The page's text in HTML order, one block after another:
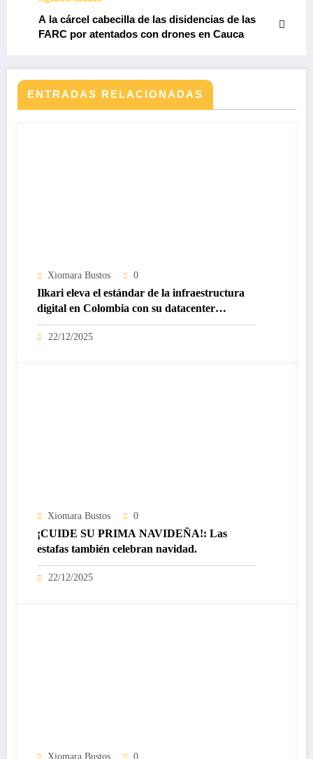
A la cárcel cabecilla de las disidencias de las
FARC por atentados con drones en Cauca
ENTRADAS RELACIONADAS
Xiomara Bustos 0
Ilkari eleva el estándar de la infraestructura
digital en Colombia con su datacenter
certificado Nivel IV de ICREA
22/12/2025
Xiomara Bustos 0
¡CUIDE SU PRIMA NAVIDEÑA!: Las
estafas también celebran navidad.
22/12/2025
Xiomara Bustos 0